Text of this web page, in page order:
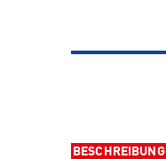
BESCHREIBUNG